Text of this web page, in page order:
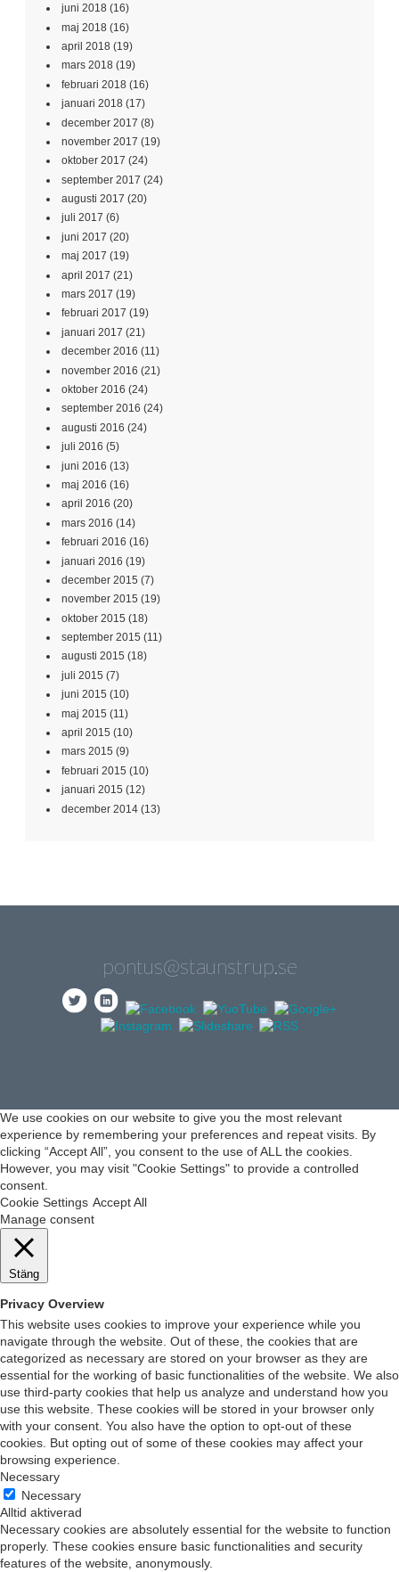
juni 2018 (16)
maj 2018 (16)
april 2018 (19)
mars 2018 (19)
februari 2018 (16)
januari 2018 (17)
december 2017 (8)
november 2017 (19)
oktober 2017 (24)
september 2017 (24)
augusti 2017 (20)
juli 2017 (6)
juni 2017 (20)
maj 2017 (19)
april 2017 (21)
mars 2017 (19)
februari 2017 (19)
januari 2017 (21)
december 2016 (11)
november 2016 (21)
oktober 2016 (24)
september 2016 (24)
augusti 2016 (24)
juli 2016 (5)
juni 2016 (13)
maj 2016 (16)
april 2016 (20)
mars 2016 (14)
februari 2016 (16)
januari 2016 (19)
december 2015 (7)
november 2015 (19)
oktober 2015 (18)
september 2015 (11)
augusti 2015 (18)
juli 2015 (7)
juni 2015 (10)
maj 2015 (11)
april 2015 (10)
mars 2015 (9)
februari 2015 (10)
januari 2015 (12)
december 2014 (13)
pontus@staunstrup.se
We use cookies on our website to give you the most relevant
experience by remembering your preferences and repeat visits. By
clicking “Accept All”, you consent to the use of ALL the cookies.
However, you may visit "Cookie Settings" to provide a controlled
consent.
Cookie Settings Accept All
Manage consent
Stäng
Privacy Overview
This website uses cookies to improve your experience while you
navigate through the website. Out of these, the cookies that are
categorized as necessary are stored on your browser as they are
essential for the working of basic functionalities of the website. We also
use third-party cookies that help us analyze and understand how you
use this website. These cookies will be stored in your browser only
with your consent. You also have the option to opt-out of these
cookies. But opting out of some of these cookies may affect your
browsing experience.
Necessary
Necessary
Alltid aktiverad
Necessary cookies are absolutely essential for the website to function
properly. These cookies ensure basic functionalities and security
features of the website, anonymously.